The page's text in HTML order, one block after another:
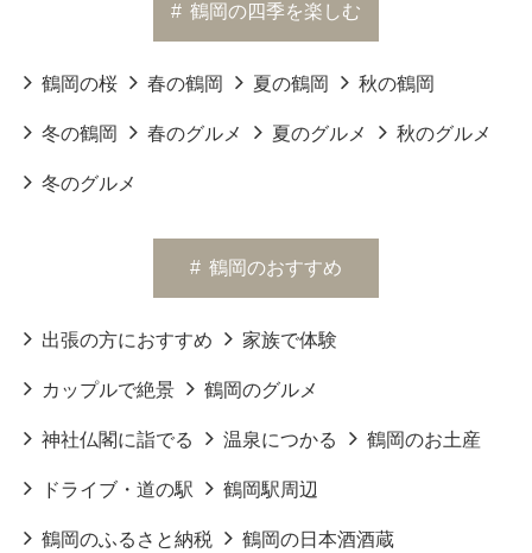
# 鶴岡の四季を楽しむ
鶴岡の桜 春の鶴岡 夏の鶴岡 秋の鶴岡
冬の鶴岡 春のグルメ 夏のグルメ 秋のグルメ
冬のグルメ
# 鶴岡のおすすめ
出張の方におすすめ 家族で体験
カップルで絶景 鶴岡のグルメ
神社仏閣に詣でる 温泉につかる 鶴岡のお土産
ドライブ・道の駅 鶴岡駅周辺
鶴岡のふるさと納税 鶴岡の日本酒酒蔵